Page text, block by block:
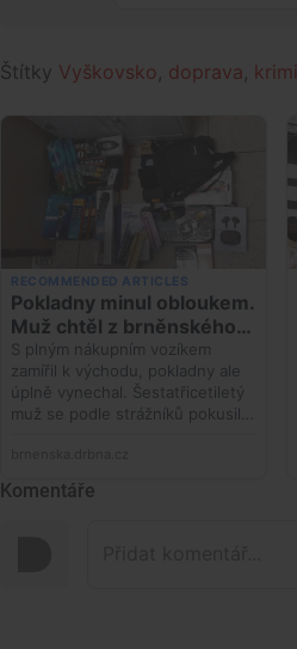
Štítky Vyškovsko doprava krimi
Komentáře